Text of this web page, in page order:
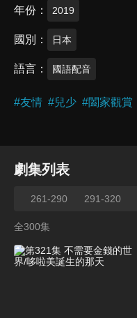
年份 2019
國別 日本
語言 國語配音
#友情 #兒少 #闔家觀賞
劇集列表
261-290 291-320
全300集